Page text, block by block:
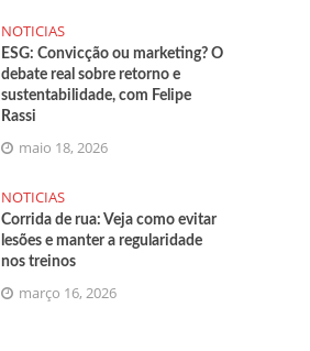
NOTICIAS
ESG: Convicção ou marketing? O
debate real sobre retorno e
sustentabilidade, com Felipe
Rassi
maio 18, 2026
NOTICIAS
Corrida de rua: Veja como evitar
lesões e manter a regularidade
nos treinos
março 16, 2026